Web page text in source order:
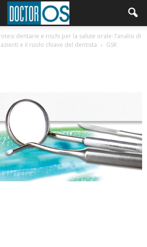
dentarie e rischi per la salute orale: l’analisi di
e il ruolo chiave del dentista
GSK